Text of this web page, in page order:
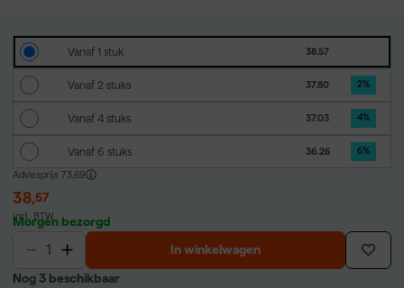
Vanaf 1 stuk 38.57
Vanaf 2 stuks 37.80 2%
Vanaf 4 stuks 37.03 4%
Vanaf 6 stuks 36.26 6%
Adviesprijs 73,69
38,57
incl. BTW
Morgen bezorgd
In winkelwagen
Nog 3 beschikbaar